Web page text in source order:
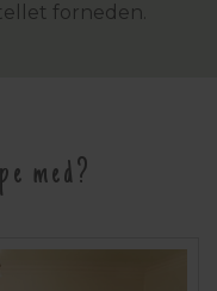
forneden.
med?